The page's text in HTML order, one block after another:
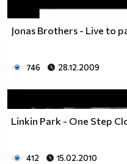
Jonas Brothers - Live to
746 28.12.2009
Linkin Park - One Step
412 15.02.2010